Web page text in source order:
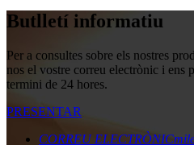
Butlletí informatiu
Per a consultes sobre els nostres
nos el vostre correu electrònic i ens
termini de 24 hores.
PRESENTAR
CORREU ELECTRÒNIC